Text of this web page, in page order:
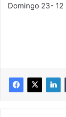
Domingo 23- 12